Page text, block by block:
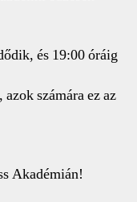
és 19:00 óráig
számára ez az
Akadémián!